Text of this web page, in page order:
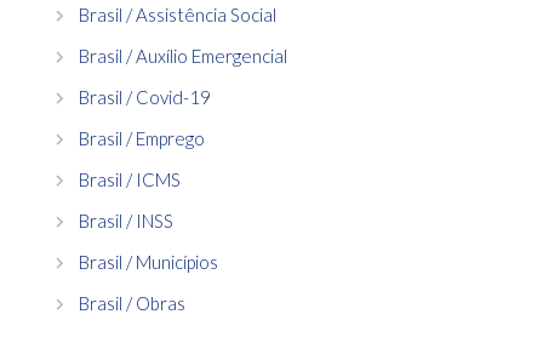
Brasil / Assistência Social
Brasil / Auxílio Emergencial
Brasil / Covid-19
Brasil / Emprego
Brasil / ICMS
Brasil / INSS
Brasil / Municípios
Brasil / Obras